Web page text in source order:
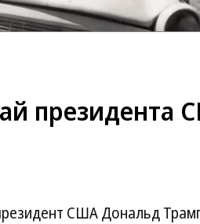
президента
США Дональд